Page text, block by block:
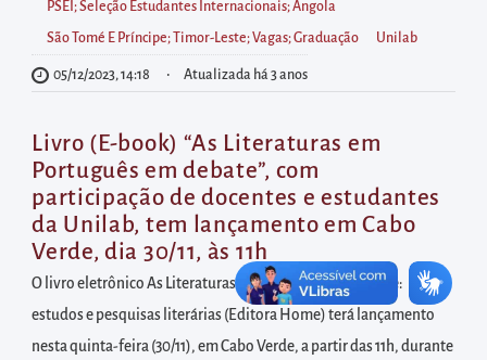
buscas
internas
Acessar
as
informações
postas
no
rodapé
PSEI; Seleção Estudantes Internacionais; Angola
São Tomé E Príncipe; Timor-Leste; Vagas; Graduação Unilab
05/12/2023, 14:18 Atualizada há 3 anos
Livro (E-book) “As Literaturas em
Português em debate”, com
participação de docentes e estudantes
da Unilab, tem lançamento em Cabo
Verde, dia 30/11, às 11h
O livro eletrônico As Literaturas em Português em debate:
estudos e pesquisas literárias (Editora Home) terá lançamento
nesta quinta-feira (30/11), em Cabo Verde, a partir das 11h, durante